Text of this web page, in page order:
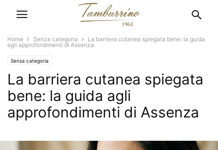
Home Senza categoria
La barriera cutanea spiegata bene: la guida
agli approfondimenti di Assenza
Senza categoria
La barriera cutanea spiegata
bene: la guida agli
approfondimenti di Assenza